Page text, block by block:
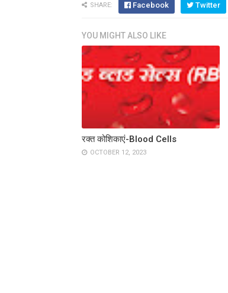
SHARE: Facebook Twitter
YOU MIGHT ALSO LIKE
रक्त कोशिकाएं-Blood Cells
OCTOBER 12, 2023